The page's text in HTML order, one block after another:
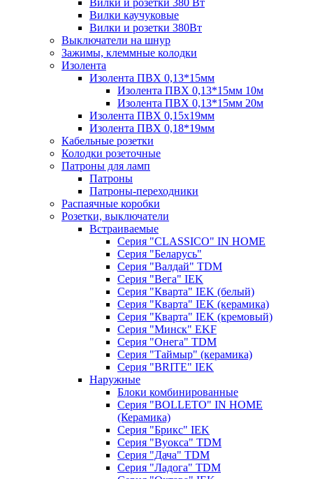
Вилки и розетки 380 Вт
Вилки каучуковые
Вилки и розетки 380Вт
Выключатели на шнур
Зажимы, клеммные колодки
Изолента
Изолента ПВХ 0,13*15мм
Изолента ПВХ 0,13*15мм 10м
Изолента ПВХ 0,13*15мм 20м
Изолента ПВХ 0,15х19мм
Изолента ПВХ 0,18*19мм
Кабельные розетки
Колодки розеточные
Патроны для ламп
Патроны
Патроны-переходники
Распаячные коробки
Розетки, выключатели
Встраиваемые
Серия "CLASSICO" IN HOME
Серия "Беларусь"
Серия "Валдай" TDM
Серия "Вега" IEK
Серия "Кварта" IEK (белый)
Серия "Кварта" IEK (керамика)
Серия "Кварта" IEK (кремовый)
Серия "Минск" EKF
Серия "Онега" TDM
Серия "Таймыр" (керамика)
Серия "BRITE" IEK
Наружные
Блоки комбинированные
Серия "BОLLETO" IN HOME
(Керамика)
Серия "Брикс" IEK
Серия "Вуокса" TDM
Серия "Дача" TDM
Серия "Ладога" TDM